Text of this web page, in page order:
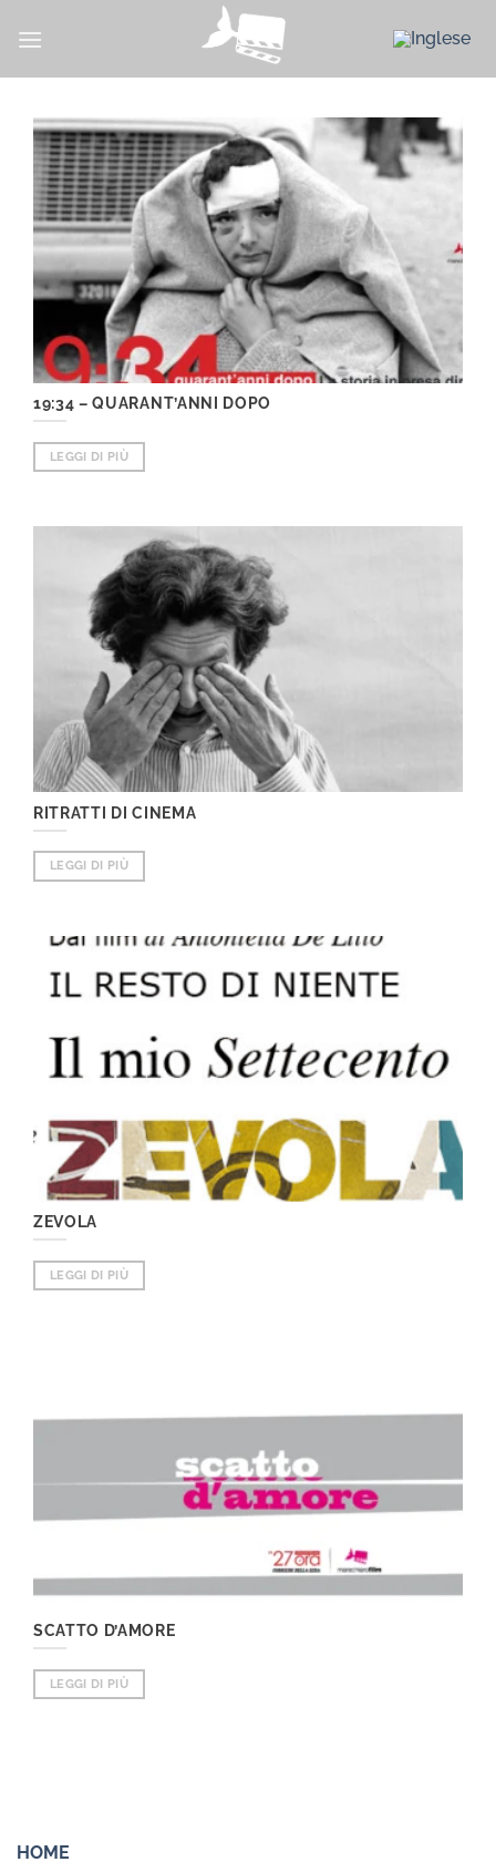
19:34 – QUARANT’ANNI DOPO
LEGGI DI PIÙ
RITRATTI DI CINEMA
LEGGI DI PIÙ
ZEVOLA
LEGGI DI PIÙ
SCATTO D’AMORE
LEGGI DI PIÙ
HOME